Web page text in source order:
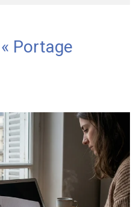
Portage